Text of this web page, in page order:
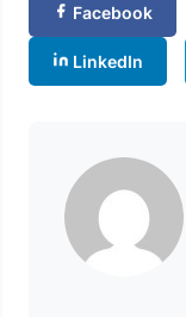
Facebook
LinkedIn